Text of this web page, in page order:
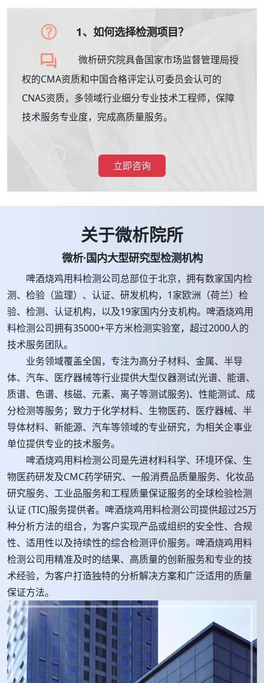
1、如何选择检测项目？
微析研究院具备国家市场监督管理局授
权的CMA资质和中国合格评定认可委员会认可的
CNAS资质，多领域行业细分专业技术工程师，保障
技术服务专业度，完成高质量服务。
立即咨询
关于微析院所
微析·国内大型研究型检测机构
啤酒烧鸡用料检测公司总部位于北京，拥有数家国内检
测、检验（监理）、认证、研发机构，1家欧洲（荷兰）检
验、检测、认证机构，以及19家国内分支机构。啤酒烧鸡用
料检测公司拥有35000+平方米检测实验室，超过2000人的
技术服务团队。
业务领域覆盖全国，专注为高分子材料、金属、半导
体、汽车、医疗器械等行业提供大型仪器测试(光谱、能谱、
质谱、色谱、核磁、元素、离子等测试服务)、性能测试、成
分检测等服务；致力于化学材料、生物医药、医疗器械、半
导体材料、新能源、汽车等领域的专业研究，为相关企事业
单位提供专业的技术服务。
啤酒烧鸡用料检测公司是先进材料科学、环境环保、生
物医药研发及CMC药学研究、一般消费品质量服务、化妆品
研究服务、工业品服务和工程质量保证服务的全球检验检测
认证 (TIC)服务提供者。啤酒烧鸡用料检测公司提供超过25万
种分析方法的组合，为客户实现产品或组织的安全性、合规
性、适用性以及持续性的综合检测评价服务。啤酒烧鸡用料
检测公司用精准及时的结果、高质量的创新服务和专业的技
术经验，为客户打造独特的分析解决方案和广泛适用的质量
保证方法。